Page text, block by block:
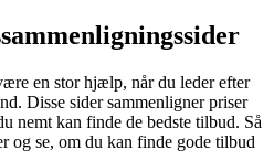
en stor hjælp, når du leder efter
Disse sider sammenligner priser
nemt kan finde de bedste tilbud. Så
og se, om du kan finde gode tilbud